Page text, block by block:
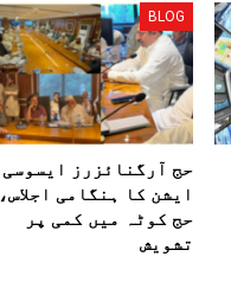
BLOG
حج آرگنائزرز ایسوسی
ایشن کا ہنگامی اجلاس،
حج کوٹہ میں کمی پر
تشویش